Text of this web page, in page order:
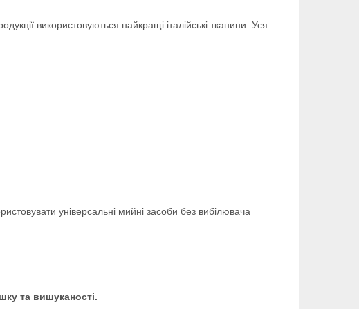
використовуються найкращі італійські тканини. Уся
універсальні мийні засоби без вибілювача
та вишуканості.